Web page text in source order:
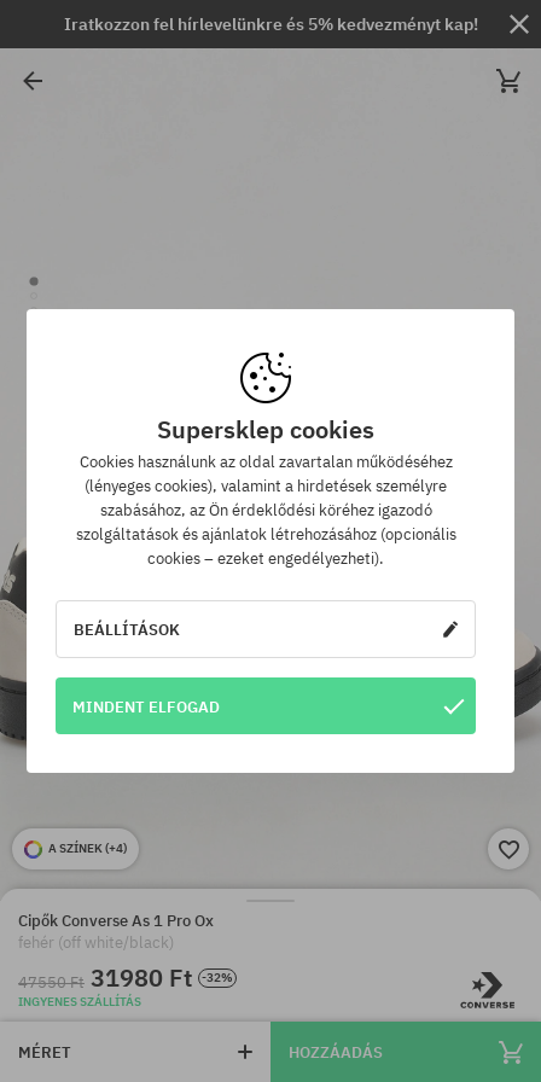
Iratkozzon fel hírlevelünkre és 5% kedvezményt kap!
A SZÍNEK (+4)
Cipők Converse As 1 Pro Ox
fehér (off white/black)
47550 Ft 31980 Ft
-32%
INGYENES SZÁLLÍTÁS
MÉRET HOZZÁADÁS
Supersklep cookies
Cookies használunk az oldal zavartalan működéséhez
(lényeges cookies), valamint a hirdetések személyre
szabásához, az Ön érdeklődési köréhez igazodó
szolgáltatások és ajánlatok létrehozásához (opcionális
cookies – ezeket engedélyezheti).
BEÁLLÍTÁSOK
MINDENT ELFOGAD